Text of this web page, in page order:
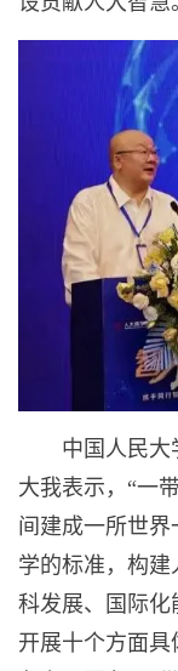
中国人民大
大我表示，“一
间建成一所世界
学的标准，构
科发展、国际化
开展十个方面